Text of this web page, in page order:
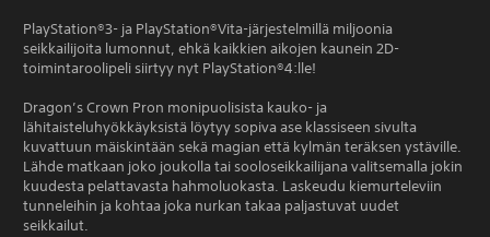
PlayStation®3- ja PlayStation®Vita-järjestelmillä miljoonia
seikkailijoita lumonnut, ehkä kaikkien aikojen kaunein 2D-
toimintaroolipeli siirtyy nyt PlayStation®4:lle!
Dragon’s Crown Pron monipuolisista kauko- ja
lähitaisteluhyökkäyksistä löytyy sopiva ase klassiseen sivulta
kuvattuun mäiskintään sekä magian että kylmän teräksen ystäville.
Lähde matkaan joko joukolla tai sooloseikkailijana valitsemalla jokin
kuudesta pelattavasta hahmoluokasta. Laskeudu kiemurteleviin
tunneleihin ja kohtaa joka nurkan takaa paljastuvat uudet
seikkailut.